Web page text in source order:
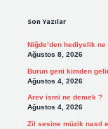
Son Yazılar
Niğde’den hediyelik ne
Ağustos 8, 2026
Burun geni kimden
Ağustos 4, 2026
Arev ismi ne demek ?
Ağustos 4, 2026
Zil sesine müzik nasıl